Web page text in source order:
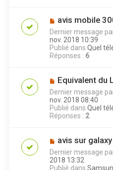
avis mobile
Dernier message
nov. 2018 10:39
Publié dans Quel
Réponses : 6
Equivalent du
Dernier message
nov. 2018 08:40
Publié dans Quel
Réponses : 2
avis sur
Dernier message
2018 13:32
Publié dans